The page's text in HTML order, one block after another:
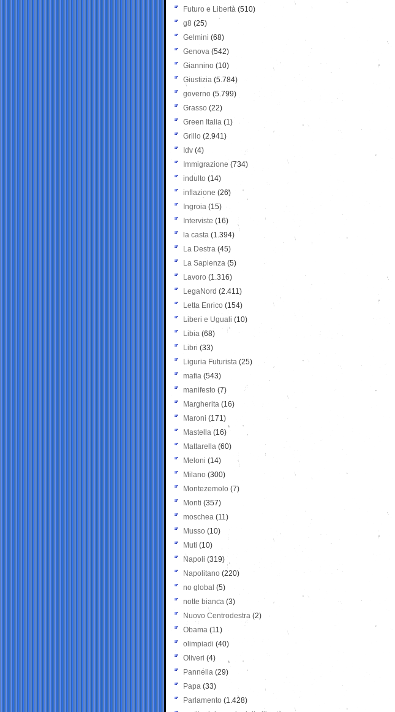
Futuro e Libertà (510)
g8 (25)
Gelmini (68)
Genova (542)
Giannino (10)
Giustizia (5.784)
governo (5.799)
Grasso (22)
Green Italia (1)
Grillo (2.941)
Idv (4)
Immigrazione (734)
indulto (14)
inflazione (26)
Ingroia (15)
Interviste (16)
la casta (1.394)
La Destra (45)
La Sapienza (5)
Lavoro (1.316)
LegaNord (2.411)
Letta Enrico (154)
Liberi e Uguali (10)
Libia (68)
Libri (33)
Liguria Futurista (25)
mafia (543)
manifesto (7)
Margherita (16)
Maroni (171)
Mastella (16)
Mattarella (60)
Meloni (14)
Milano (300)
Montezemolo (7)
Monti (357)
moschea (11)
Musso (10)
Muti (10)
Napoli (319)
Napolitano (220)
no global (5)
notte bianca (3)
Nuovo Centrodestra (2)
Obama (11)
olimpiadi (40)
Oliveri (4)
Pannella (29)
Papa (33)
Parlamento (1.428)